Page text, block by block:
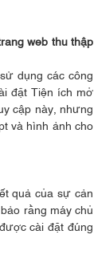
web thu thập
dụng các công
đặt Tiện ích mở
cập này, nhưng
và hình ảnh cho
quả của sự cản
rằng máy chủ
cài đặt đúng